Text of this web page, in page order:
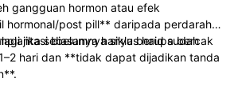
gangguan hormon atau efek
hormonal/post pill** daripada perdarahan
jika sebelumnya siklus haid sudah
biasanya hanya berupa bercak
hari dan **tidak dapat dijadikan tanda